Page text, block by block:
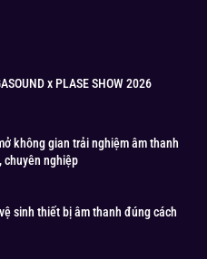
x PLASE SHOW 2026
không gian trải nghiệm âm thanh
chuyên nghiệp
sinh thiết bị âm thanh đúng cách